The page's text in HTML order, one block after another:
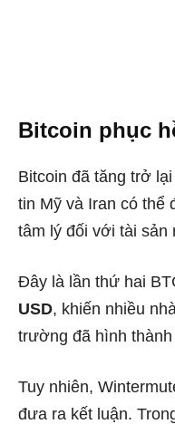
Bitcoin phục
Bitcoin đã tăng trở lại
tin Mỹ và Iran có thể
tâm lý đối với tài sản
Đây là lần thứ hai
USD, khiến nhiều
trường đã hình
Tuy nhiên,
đưa ra kết luận.